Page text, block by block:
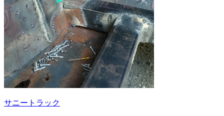
サニートラック